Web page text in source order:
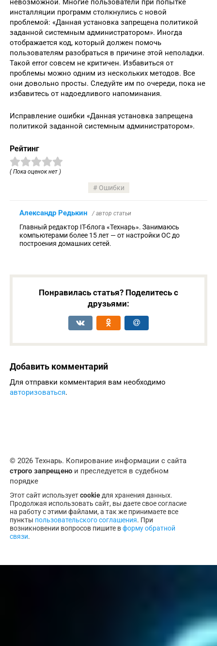
невозможной. Многие пользователи при попытке
инсталляции программ столкнулись с новой
проблемой: «Данная установка запрещена политикой
заданной системным администратором». Иногда
отображается код, который должен помочь
пользователям разобраться в причине этой неполадки.
Такой error совсем не критичен. Избавиться от
проблемы можно одним из нескольких методов. Все
они довольно просты. Следуйте им по очереди, пока не
избавитесь от надоедливого напоминания.
Исправление ошибки «Данная установка запрещена
политикой заданной системным администратором».
Рейтинг
( Пока оценок нет )
Ошибки
Александр Редькин / автор статьи
Главный редактор IT-блога «Технарь». Занимаюсь
компьютерами более 15 лет — от настройки ОС до
построения домашних сетей.
Понравилась статья? Поделитесь с
друзьями:
Добавить комментарий
Для отправки комментария вам необходимо
авторизоваться.
© 2026 Технарь. Копирование информации с сайта
строго запрещено и преследуется в судебном
порядке
Этот сайт используетcookie для хранения данных.
Продолжая использовать сайт, вы даете свое согласие
на работу с этими файлами, а так же принимаете все
пункты пользовательского соглашения. При
возникновении вопросов пишите вформу обратной
связи.